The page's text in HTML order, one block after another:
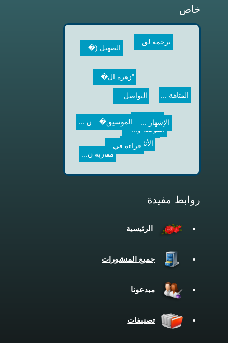
خاص
الإشهار ... الأجناس ...
مفهوم ال...
مقاربة ن...
الأنثرو�...
الموضة و...
الإشهار ...
الصهيل (�...
الموسيق�...
قراءة في...
ترجمة لق...
التواصل ...
روابط مفيدة
الرئيسية
جميع المنشورات
مبدعونا
تصنيفات